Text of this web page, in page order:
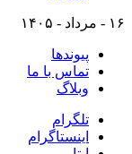
۱۶ - مرداد - ۱۴۰۵
پیوندها
تماس با ما
وبلاگ
تلگرام
اینستاگرام